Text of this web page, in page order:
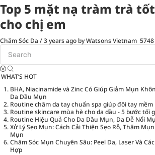
Top 5 mặt nạ tràm trà
cho chị em
Chăm Sóc Da /3 years ago by Watsons Vietnam 5748
WHAT’S HOT
BHA, Niacinamide và Zinc Có Giúp Giảm Mụn
Da Dầu Mụn
Routine chăm da tay chuẩn spa giúp đôi tay mềm
Routine skincare mùa hè cho da dầu - 5 bước tối
Routine Hiệu Quả Cho Da Dầu Mụn, Da Dễ Nổi
Xử Lý Sẹo Mụn: Cách Cải Thiện Sẹo Rỗ, Thâm
Mụn
Chăm Sóc Mụn Chuyên Sâu: Peel Da, Laser Và
Hợp